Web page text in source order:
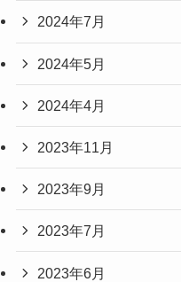
2024年7月
2024年5月
2024年4月
2023年11月
2023年9月
2023年7月
2023年6月